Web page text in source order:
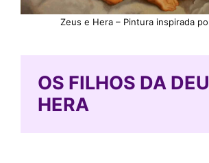
Zeus e Hera – Pintura inspirada
OS FILHOS DA
HERA